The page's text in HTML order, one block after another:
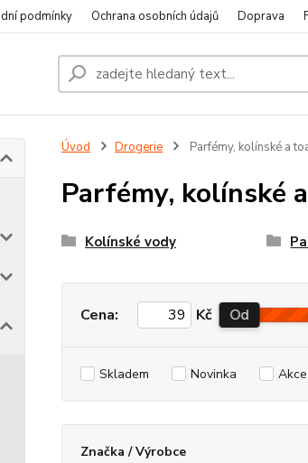
podmínky Ochrana osobních údajů Doprava
Úvod Drogerie Parfémy, kolínské a
Parfémy, kolínské
Kolínské vody
Cena: Kč Od
Skladem Novinka Akce
Značka / Výrobce